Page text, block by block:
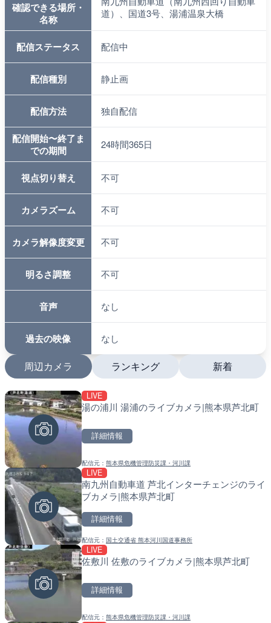
確認できる場所・
名称
道）、国道3号、湯浦温泉大橋
配信ステータス 配信中
配信種別 静止画
配信方法 独自配信
配信開始〜終了ま
での期間
24時間365日
視点切り替え 不可
カメラズーム 不可
カメラ解像度変更 不可
明るさ調整 不可
音声 なし
過去の映像 なし
周辺カメラ
LIVE
湯の浦川 湯浦のライブカメラ|熊本県芦北町
詳細情報
配信元：熊本県危機管理防災課・河川課
LIVE
南九州自動車道 芦北インターチェンジのライ
ブカメラ|熊本県芦北町
詳細情報
配信元：国土交通省 熊本河川国道事務所
LIVE
佐敷川 佐敷のライブカメラ|熊本県芦北町
詳細情報
配信元：熊本県危機管理防災課・河川課
ランキング
沖永良部島海岸のライブ
配信元：和泊町
徳之島町亀津のライブカ
町
配信元：Tokki Works
羽田空港第2旅客ターミナ
配信元：日本テレビ
新着
南出川水門付近のライブ
配信元：日高町役場
比井川水門付近から比井
ラ|和歌山県日高町
配信元：日高町役場
小浦川水門付近から小浦
配信元：日高町役場